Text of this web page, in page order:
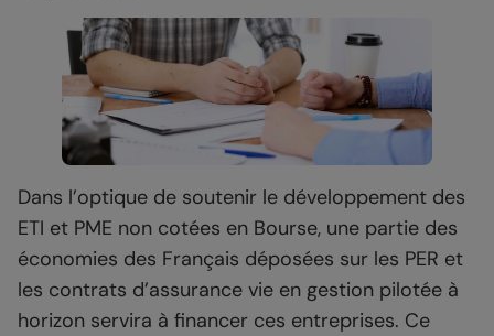
Dans l’optique de soutenir le développement des
ETI et PME non cotées en Bourse, une partie des
économies des Français déposées sur les PER et
les contrats d’assurance vie en gestion pilotée à
horizon servira à financer ces entreprises. Ce